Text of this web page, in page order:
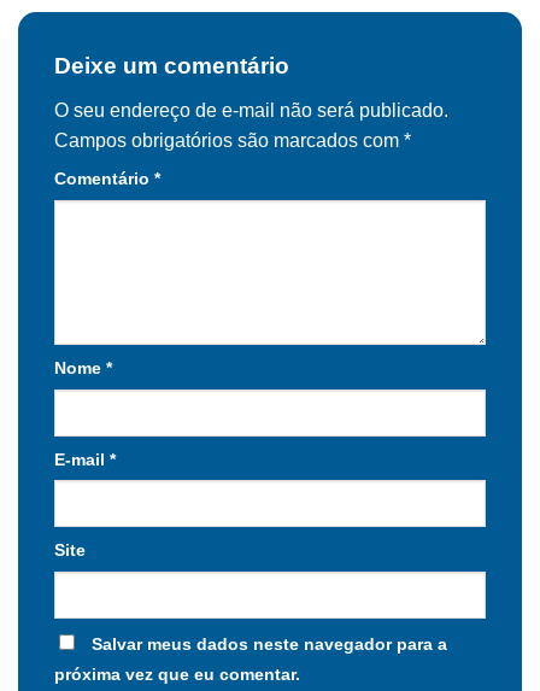
Deixe um comentário
O seu endereço de e-mail não será publicado.
Campos obrigatórios são marcados com *
Comentário *
Nome *
E-mail *
Site
Salvar meus dados neste navegador para a
próxima vez que eu comentar.